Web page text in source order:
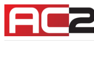
Skip
content